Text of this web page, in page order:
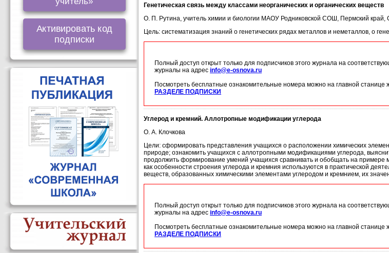
Генетическая связь между классами неорганических и органических веществ
О. П. Рутина, учитель химии и биологии МАОУ Родниковской СОШ, Пермский край,
Цель: систематизация знаний о генетических рядах металлов и неметаллов, о
Полный доступ открыт только для подписчиков этого журнала на
журналы на адрес info@e-osnova.ru
Посмотреть бесплатные ознакомительные номера можно на главной
РАЗДЕЛЕ ПОДПИСКИ
Углерод и кремний. Аллотропные модификации углерода
О. А. Клочкова
Цели: сформировать представления учащихся о расположении химических
природе; ознакомить учащихся с аллотропными модификациями углерода,
продолжить формирование умений учащихся сравнивать и обобщать на примере
как особенности строения углерода и кремния используются в практической
веществ, образованных химическими элементами углеродом и кремнием, их
Полный доступ открыт только для подписчиков этого журнала на
журналы на адрес info@e-osnova.ru
Посмотреть бесплатные ознакомительные номера можно на главной
РАЗДЕЛЕ ПОДПИСКИ
Активировать код
подписки